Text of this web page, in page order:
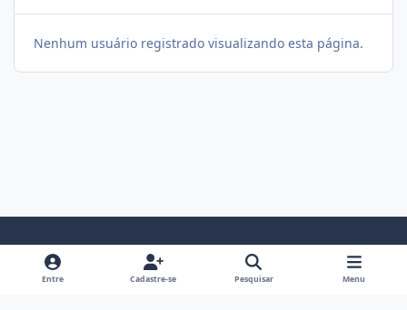
Nenhum usuário registrado visualizando esta página.
Modo ClaroModo EscuroPreferência do Sistema
i
Entre Cadastre-se Pesquisar Menu